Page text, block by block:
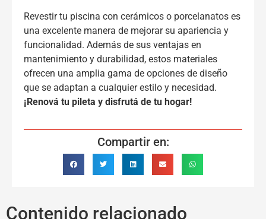
Revestir tu piscina con cerámicos o porcelanatos es
una excelente manera de mejorar su apariencia y
funcionalidad. Además de sus ventajas en
mantenimiento y durabilidad, estos materiales
ofrecen una amplia gama de opciones de diseño
que se adaptan a cualquier estilo y necesidad.
¡Renová tu pileta y disfrutá de tu hogar!
Compartir en:
Contenido relacionado